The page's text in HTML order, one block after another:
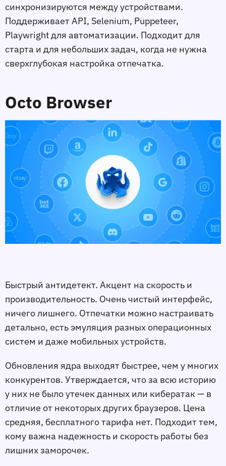
синхронизируются между устройствами.
Поддерживает API, Selenium, Puppeteer,
Playwright для автоматизации. Подходит для
старта и для небольших задач, когда не нужна
сверхглубокая настройка отпечатка.
Octo Browser
Быстрый антидетект. Акцент на скорость и
производительность. Очень чистый интерфейс,
ничего лишнего. Отпечатки можно настраивать
детально, есть эмуляция разных операционных
систем и даже мобильных устройств.
Обновления ядра выходят быстрее, чем у многих
конкурентов. Утверждается, что за всю историю
у них не было утечек данных или кибератак — в
отличие от некоторых других браузеров. Цена
средняя, бесплатного тарифа нет. Подходит тем,
кому важна надежность и скорость работы без
лишних заморочек.